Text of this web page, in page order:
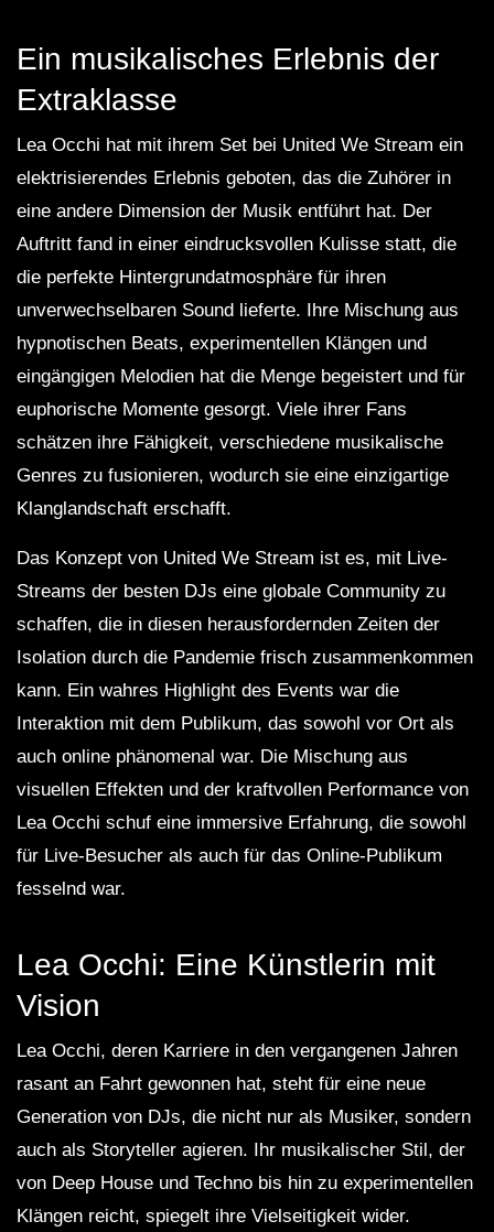
Ein musikalisches Erlebnis der
Extraklasse
Lea Occhi hat mit ihrem Set bei United We Stream ein
elektrisierendes Erlebnis geboten, das die Zuhörer in
eine andere Dimension der Musik entführt hat. Der
Auftritt fand in einer eindrucksvollen Kulisse statt, die
die perfekte Hintergrundatmosphäre für ihren
unverwechselbaren Sound lieferte. Ihre Mischung aus
hypnotischen Beats, experimentellen Klängen und
eingängigen Melodien hat die Menge begeistert und für
euphorische Momente gesorgt. Viele ihrer Fans
schätzen ihre Fähigkeit, verschiedene musikalische
Genres zu fusionieren, wodurch sie eine einzigartige
Klanglandschaft erschafft.
Das Konzept von United We Stream ist es, mit Live-
Streams der besten DJs eine globale Community zu
schaffen, die in diesen herausfordernden Zeiten der
Isolation durch die Pandemie frisch zusammenkommen
kann. Ein wahres Highlight des Events war die
Interaktion mit dem Publikum, das sowohl vor Ort als
auch online phänomenal war. Die Mischung aus
visuellen Effekten und der kraftvollen Performance von
Lea Occhi schuf eine immersive Erfahrung, die sowohl
für Live-Besucher als auch für das Online-Publikum
fesselnd war.
Lea Occhi: Eine Künstlerin mit
Vision
Lea Occhi, deren Karriere in den vergangenen Jahren
rasant an Fahrt gewonnen hat, steht für eine neue
Generation von DJs, die nicht nur als Musiker, sondern
auch als Storyteller agieren. Ihr musikalischer Stil, der
von Deep House und Techno bis hin zu experimentellen
Klängen reicht, spiegelt ihre Vielseitigkeit wider.